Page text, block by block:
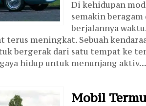
Di kehidupan
semakin
berjalannya
terus meningkat. Sebuah
bergerak dari satu tempat ke
hidup untuk menunjang aktiv...
Mobil